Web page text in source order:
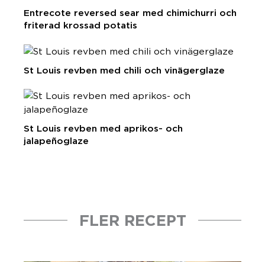
Entrecote reversed sear med chimichurri och
friterad krossad potatis
St Louis revben med chili och vinägerglaze
St Louis revben med aprikos- och
jalapeñoglaze
FLER RECEPT